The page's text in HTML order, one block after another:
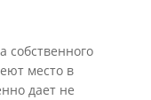
место в
дает не